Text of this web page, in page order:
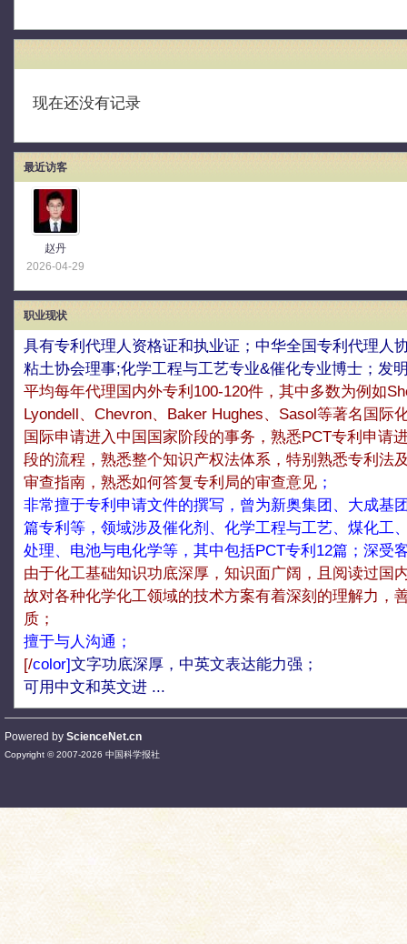
现在还没有记录
最近访客
赵丹
2026-04-29
职业现状
具有专利代理人资格证和执业证；中华全国专利代理人
粘土协会理事;化学工程与工艺专业&催化专业博士；发
平均每年代理国内外专利100-120件，其中多数为例如
Lyondell、Chevron、Baker Hughes、Sasol等著名国际
国际申请进入中国国家阶段的事务，熟悉PCT专利申请
段的流程，熟悉整个知识产权法体系，特别熟悉专利法
审查指南，熟悉如何答复专利局的审查意见 ；
非常擅于专利申请文件的撰写，曾为新奥集团、大成基
篇专利等，领域涉及催化剂、化学工程与工艺、煤化工
处理、电池与电化学等，其中包括PCT专利12篇；深受
由于化工基础知识功底深厚，知识面广阔，且阅读过国
故对各种化学化工领域的技术方案有着深刻的理解力，
质；
擅于与人沟通；
[/color]文字功底深厚，中英文表达能力强；
可用中文和英文进 ...
Powered by ScienceNet.cn
Copyright © 2007-2026 中国科学报社